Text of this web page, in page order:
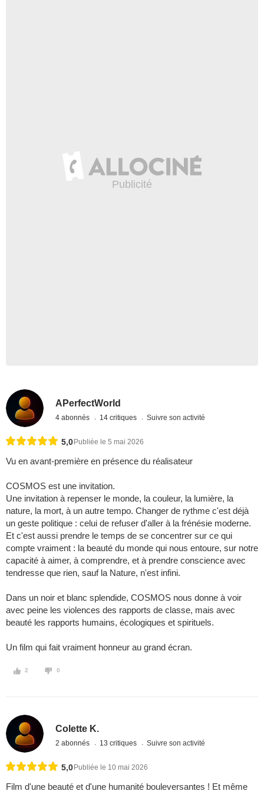
APerfectWorld
4 abonnés 14 critiques Suivre son activité
5,0 Publiée le 5 mai 2026
Vu en avant-première en présence du réalisateur
COSMOS est une invitation.
Une invitation à repenser le monde, la couleur, la lumière, la
nature, la mort, à un autre tempo. Changer de rythme c'est déjà
un geste politique : celui de refuser d'aller à la frénésie moderne.
Et c'est aussi prendre le temps de se concentrer sur ce qui
compte vraiment : la beauté du monde qui nous entoure, sur notre
capacité à aimer, à comprendre, et à prendre conscience avec
tendresse que rien, sauf la Nature, n'est infini.
Dans un noir et blanc splendide, COSMOS nous donne à voir
avec peine les violences des rapports de classe, mais avec
beauté les rapports humains, écologiques et spirituels.
Un film qui fait vraiment honneur au grand écran.
2 0
Colette K.
2 abonnés 13 critiques Suivre son activité
5,0 Publiée le 10 mai 2026
Film d'une beauté et d'une humanité bouleversantes ! Et même